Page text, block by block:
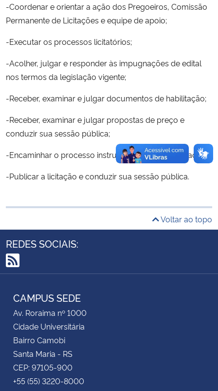
Ministério da Ciência, Tecnologia, Inovações e Comunicações
Ministério do Meio Ambiente
Ministério do Desenvolvimento Regional
Gabinete de Segurança Institucional
Advocacia-Geral da União
Banco Central do Brasil
Planalto
-Coordenar e orientar a ação dos Pregoeiros, Comissão
Permanente de Licitações e equipe de apoio;
-Executar os processos licitatórios;
-Acolher, julgar e responder às impugnações de edital
nos termos da legislação vigente;
-Receber, examinar e julgar documentos de habilitação;
-Receber, examinar e julgar propostas de preço e
conduzir sua sessão pública;
-Encami­nhar o processo instruído para a homologação;
-Publicar a licitação e conduzir sua sessão pública.
Voltar ao topo
REDES SOCIAIS:
RSS
CAMPUS SEDE
Av. Roraima nº 1000
Cidade Universitária
Bairro Camobi
Santa Maria - RS
CEP: 97105-900
+55 (55) 3220-8000